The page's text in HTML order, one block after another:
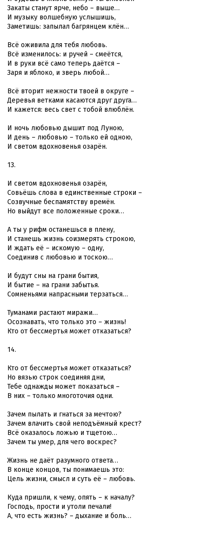
Закаты станут ярче, небо – выше…
И музыку волшебную услышишь,
Заметишь: запылал багрянцем клён…
Всё оживила для тебя любовь.
Всё изменилось: и ручей – смеётся,
И в руки всё само теперь даётся –
Заря и яблоко, и зверь любой…
Всё вторит нежности твоей в округе –
Деревья ветками касаются друг друга…
И кажется: весь свет с тобой влюблён.
И ночь любовью дышит под Луною,
И день – любовью – только ей одною,
И светом вдохновенья озарён.
13.
И светом вдохновенья озарён,
Совьёшь слова в единственные строки –
Созвучные беспамятству времён.
Но выйдут все положенные сроки…
А ты у рифм останешься в плену,
И станешь жизнь соизмерять строкою,
И ждать её – искомую – одну,
Соединив с любовью и тоскою…
И будут сны на грани бытия,
И бытие – на грани забытья.
Сомненьями напрасными терзаться…
Туманами растают миражи…
Осознавать, что только это – жизнь!
Кто от бессмертья может отказаться?
14.
Кто от бессмертья может отказаться?
Но вязью строк соединяя дни,
Тебе однажды может показаться –
В них – только многоточия одни.
Зачем пылать и гнаться за мечтою?
Зачем влачить свой неподъёмный крест?
Всё оказалось ложью и тщетою…
Зачем ты умер, для чего воскрес?
Жизнь не даёт разумного ответа…
В конце концов, ты понимаешь это:
Цель жизни, смысл и суть её – любовь.
Куда пришли, к чему, опять – к началу?
Господь, прости и утоли печали!
А, что есть жизнь? – дыхание и боль…